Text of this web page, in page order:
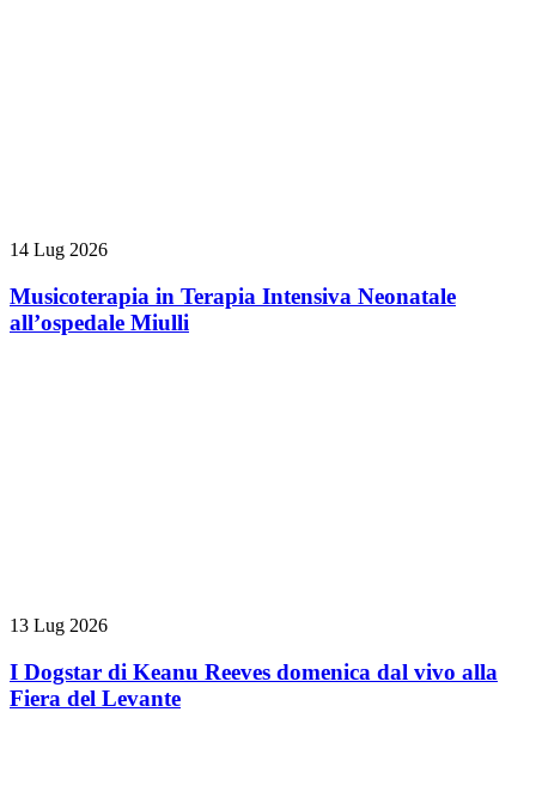
14 Lug 2026
Musicoterapia in Terapia Intensiva Neonatale
all’ospedale Miulli
13 Lug 2026
I Dogstar di Keanu Reeves domenica dal vivo alla
Fiera del Levante